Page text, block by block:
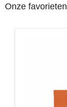
Mentos
Mepal
Onze